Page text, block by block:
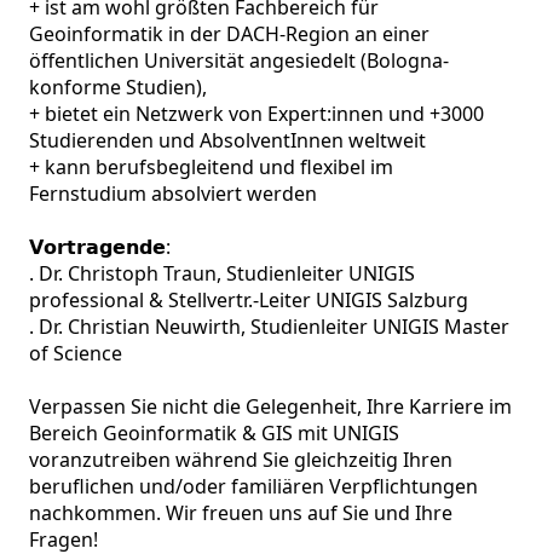
+ ist am wohl größten Fachbereich für
Geoinformatik in der DACH-Region an einer
öffentlichen Universität angesiedelt (Bologna-
konforme Studien),
+ bietet ein Netzwerk von Expert:innen und +3000
Studierenden und AbsolventInnen weltweit
+ kann berufsbegleitend und flexibel im
Fernstudium absolviert werden
𝗩𝗼𝗿𝘁𝗿𝗮𝗴𝗲𝗻𝗱𝗲:
. Dr. Christoph Traun, Studienleiter UNIGIS
professional & Stellvertr.-Leiter UNIGIS Salzburg
. Dr. Christian Neuwirth, Studienleiter UNIGIS Master
of Science
Verpassen Sie nicht die Gelegenheit, Ihre Karriere im
Bereich Geoinformatik & GIS mit UNIGIS
voranzutreiben während Sie gleichzeitig Ihren
beruflichen und/oder familiären Verpflichtungen
nachkommen. Wir freuen uns auf Sie und Ihre
Fragen!